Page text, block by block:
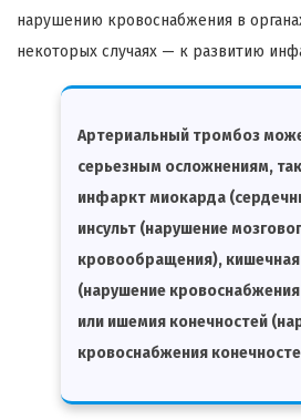
нарушению кровоснабжения в
некоторых случаях — к развитию
Артериальный тромбоз
серьезным осложнениям,
инфаркт миокарда
инсульт (нарушение
кровообращения),
(нарушение
или ишемия конечностей
кровоснабжения